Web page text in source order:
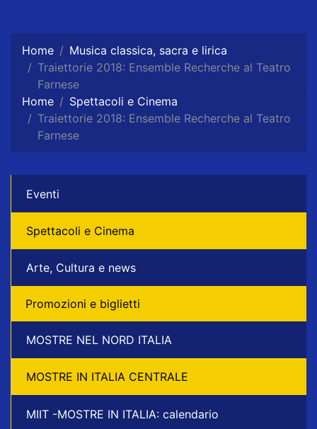
Home
Musica classica, sacra e lirica
Traiettorie 2018: Ensemble Recherche al Teatro
Farnese
Home
Spettacoli e Cinema
Traiettorie 2018: Ensemble Recherche al Teatro
Farnese
Eventi
Spettacoli e Cinema
Arte, Cultura e news
Promozioni e biglietti
MOSTRE NEL NORD ITALIA
MOSTRE IN ITALIA CENTRALE
MIIT -MOSTRE IN ITALIA: calendario